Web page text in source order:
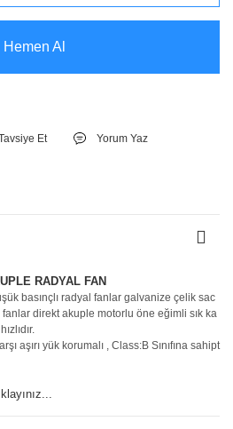
Hemen Al
Et Yorum Yaz
RADYAL FAN
basınçlı radyal fanlar galvanize çelik sac
direkt akuple motorlu öne eğimli sık ka
aşırı yük korumalı , Class:B Sınıfına sahipt